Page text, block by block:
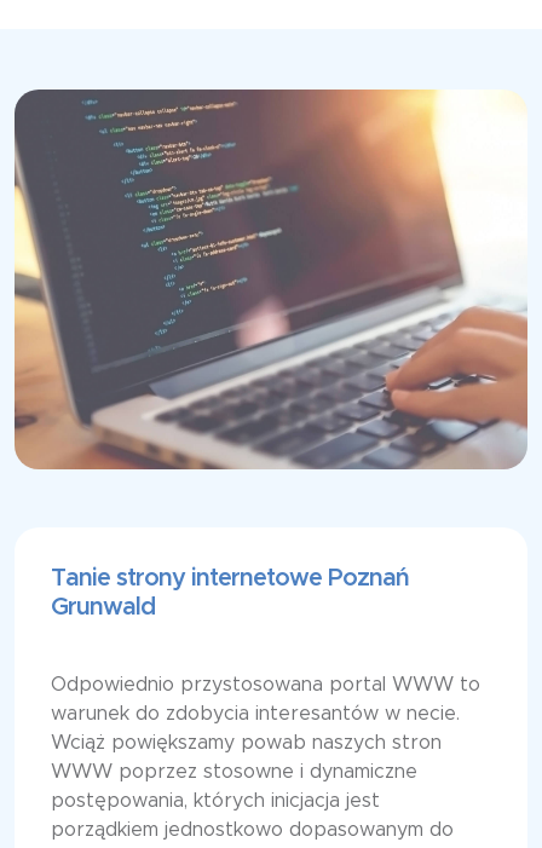
Tanie strony internetowe Poznań
Grunwald
Odpowiednio przystosowana portal WWW to
warunek do zdobycia interesantów w necie.
Wciąż powiększamy powab naszych stron
WWW poprzez stosowne i dynamiczne
postępowania, których inicjacja jest
porządkiem jednostkowo dopasowanym do